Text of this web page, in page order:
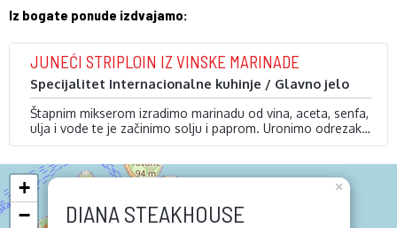
Iz bogate ponude izdvajamo:
JUNEĆI STRIPLOIN IZ VINSKE MARINADE
Specijalitet Internacionalne kuhinje / Glavno jelo
Štapnim mikserom izradimo marinadu od vina, aceta, senfa,
ulja i vode te je začinimo solju i paprom. Uronimo odrezak u
marinadu. Meso složimo u pliticu s nekoliko grančica
prelijemo pripremljenom marinadom i ostavimo da odstoji u
hladnjaku jedan do tri dana.
Prije …
DIANA STEAKHOUSE
×
+
−